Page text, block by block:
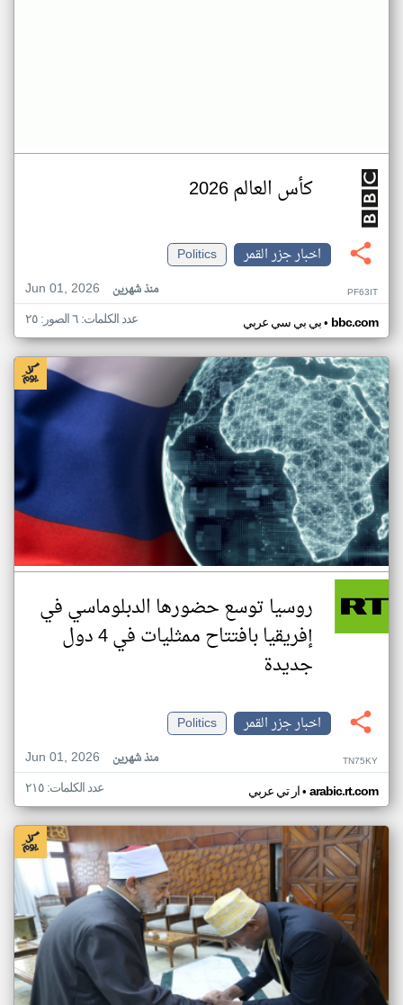
كأس العالم 2026
اخبار جزر القمر
Politics
Jun 01, 2026
منذ شهرين PF63IT
بي بي سي عربي• bbc.com عدد الكلمات: ٦ الصور: ٢٥
روسيا توسع حضورها الدبلوماسي في
إفريقيا بافتتاح ممثليات في 4 دول
جديدة
اخبار جزر القمر
Politics
Jun 01, 2026
منذ شهرين TN75KY
ار تي عربي• arabic.rt.com عدد الكلمات: ٢١٥